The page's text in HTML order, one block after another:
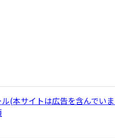
(本サイトは広告を含んでいま